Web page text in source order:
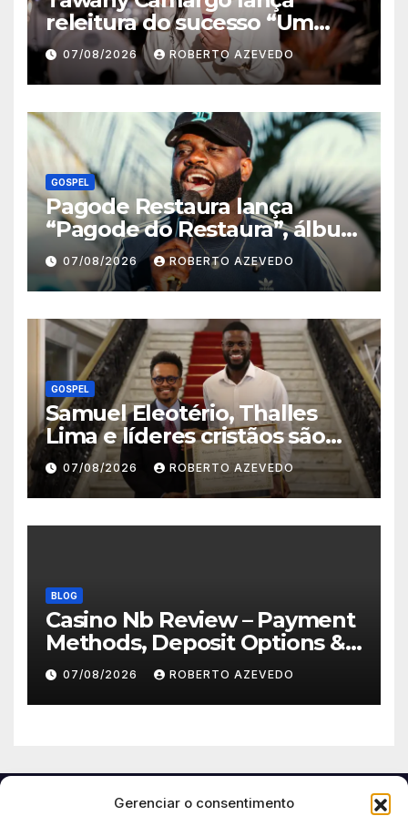
Gerenciar o consentimento
releitura do sucesso “Um
Novo Dia” pela Louvor Eterno
07/08/2026 ROBERTO AZEVEDO
GOSPEL
Pagode Restaura lança
“Pagode do Restaura”, álbum
gravado ao vivo em
Madureira (RJ)
07/08/2026 ROBERTO AZEVEDO
GOSPEL
Samuel Eleotério, Thalles
Lima e líderes cristãos são
homenageados na Câmara
Municipal do Rio de Janeiro
07/08/2026 ROBERTO AZEVEDO
BLOG
Casino Nb Review – Payment
Methods, Deposit Options &
Withdrawal Speed for
Canadian Players
07/08/2026 ROBERTO AZEVEDO